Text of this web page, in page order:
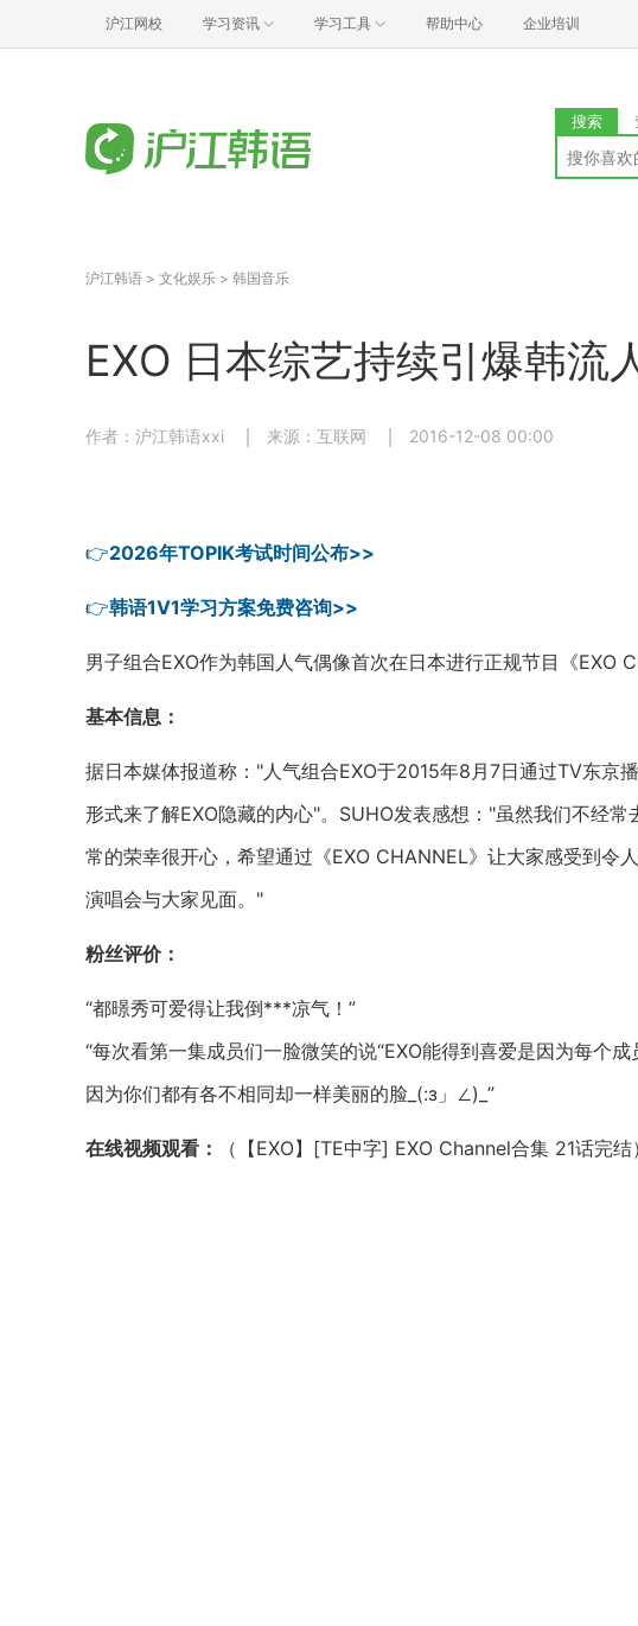
沪江网校 学习资讯 学习工具 帮助中心 企业培训
搜索
沪江韩语 > 文化娱乐 > 韩国音乐
EXO 日本综艺持续引爆韩流
作者：沪江韩语xxi 来源：互联网 2016-12-08 00:00
👉2026年TOPIK考试时间公布>>
👉韩语1V1学习方案免费咨询>>
男子组合EXO作为韩国人气偶像首次在日本进行正规节目《EXO
基本信息：
据日本媒体报道称："人气组合EXO于2015年8月7日通过TV东京
形式来了解EXO隐藏的内心"。SUHO发表感想："虽然我们不经
常的荣幸很开心，希望通过《EXO CHANNEL》让大家感受到令
演唱会与大家见面。"
粉丝评价：
“都暻秀可爱得让我倒***凉气！”
“每次看第一集成员们一脸微笑的说“EXO能得到喜爱是因为每个
因为你们都有各不相同却一样美丽的脸_(:з」∠)_”
在线视频观看： （【EXO】[TE中字] EXO Channel合集 21话完结）